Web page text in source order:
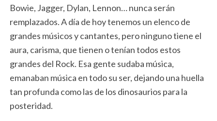
Bowie, Jagger, Dylan, Lennon… nunca serán
remplazados. A día de hoy tenemos un elenco de
grandes músicos y cantantes, pero ninguno tiene el
aura, carisma, que tienen o tenían todos estos
grandes del Rock. Esa gente sudaba música,
emanaban música en todo su ser, dejando una huella
tan profunda como las de los dinosaurios para la
posteridad.